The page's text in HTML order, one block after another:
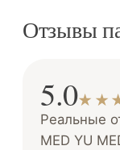
Отзывы
5.0
Реальные
MED YU